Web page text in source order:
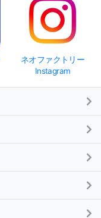
ネオファクトリー
Instagram